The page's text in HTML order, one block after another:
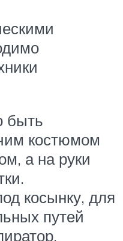
быть
костюмом
а на руки
косынку, для
путей